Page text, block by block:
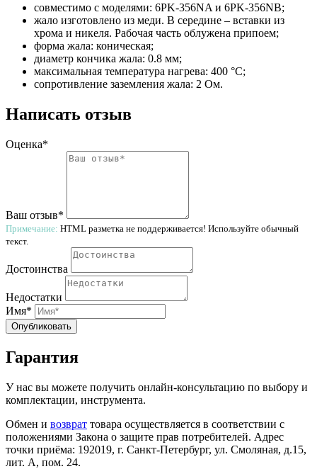
совместимо с моделями: 6PK-356NA и 6PK-356NB;
жало изготовлено из меди. В середине – вставки из
хрома и никеля. Рабочая часть облужена припоем;
форма жала: коническая;
диаметр кончика жала: 0.8 мм;
максимальная температура нагрева: 400 °С;
сопротивление заземления жала: 2 Ом.
Написать отзыв
Оценка*
Ваш отзыв*
Примечание: HTML разметка не поддерживается! Используйте обычный
текст.
Достоинства
Недостатки
Имя*
Опубликовать
Гарантия
У нас вы можете получить онлайн-консультацию по выбору и
комплектации, инструмента.
Обмен и возврат товара осуществляется в соответствии с
положениями Закона о защите прав потребителей. Адрес
точки приёма: 192019, г. Санкт-Петербург, ул. Смоляная, д.15,
лит. А, пом. 24.